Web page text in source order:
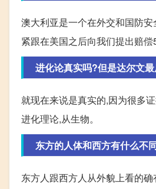
澳大利亚是一个在外交和国防
紧跟在美国之后向我们提出赔偿
进化论真实吗?但是达尔文
就现在来说是真实的,因为很多
进化理论,从生物。
东方的人体和西方有什么不
东方人跟西方人从外貌上看的